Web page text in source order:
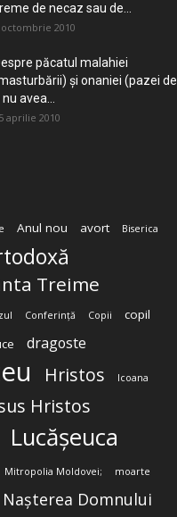
de necaz sau de...
octombrie 2010
păcatul malahiei
şi onaniei (pazei de
nu avea...
aprilie 2010
Anul nou avort Biserica
Treime
Conferință Copii
copil
dragoste
Hristos Icoana
Hristos
Lucășeuca
Mitropolia Moldovei; moarte
Nașterea Domnului